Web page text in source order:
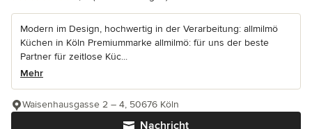
Modern im Design, hochwertig in der Verarbeitung: allmilmö
Küchen in Köln Premiummarke allmilmö: für uns der beste
Partner für zeitlose Küc...
Mehr
Nachricht
Waisenhausgasse 2 – 4, 50676 Köln